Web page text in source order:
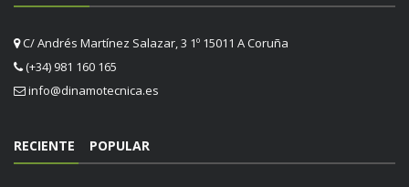
C/ Andrés Martínez Salazar, 3 1º 15011 A Coruña
(+34) 981 160 165
info@dinamotecnica.es
RECIENTE POPULAR